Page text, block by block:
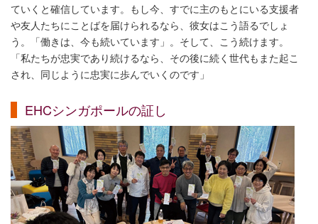
ていくと確信しています。もし今、すでに主のもとにいる支援者
や友人たちにことばを届けられるなら、彼女はこう語るでしょ
う。「働きは、今も続いています」。そして、こう続けます。
「私たちが忠実であり続けるなら、その後に続く世代もまた起こ
され、同じように忠実に歩んでいくのです」
EHCシンガポールの証し